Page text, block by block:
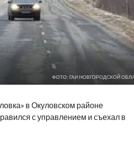
ФОТО: ГАИ НОВГОРОДСКОЙ
в Окуловском районе
с управлением и съехал в